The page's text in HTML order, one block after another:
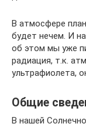
В атмосфере
будет нечем. И
об этом мы уже
радиация, т.к.
ультрафиолета,
Общие
В нашей